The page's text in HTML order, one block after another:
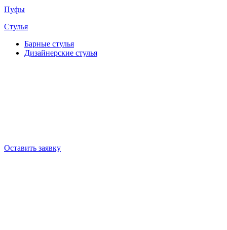
Пуфы
Стулья
Барные cтулья
Дизайнерские cтулья
Оставить заявку